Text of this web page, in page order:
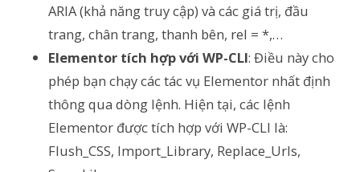
ARIA (khả năng truy cập) và các giá trị, đầu
trang, chân trang, thanh bên, rel = *,…
Elementor tích hợp với WP-CLI: Điều này cho
phép bạn chạy các tác vụ Elementor nhất định
thông qua dòng lệnh. Hiện tại, các lệnh
Elementor được tích hợp với WP-CLI là:
Flush_CSS, Import_Library, Replace_Urls,